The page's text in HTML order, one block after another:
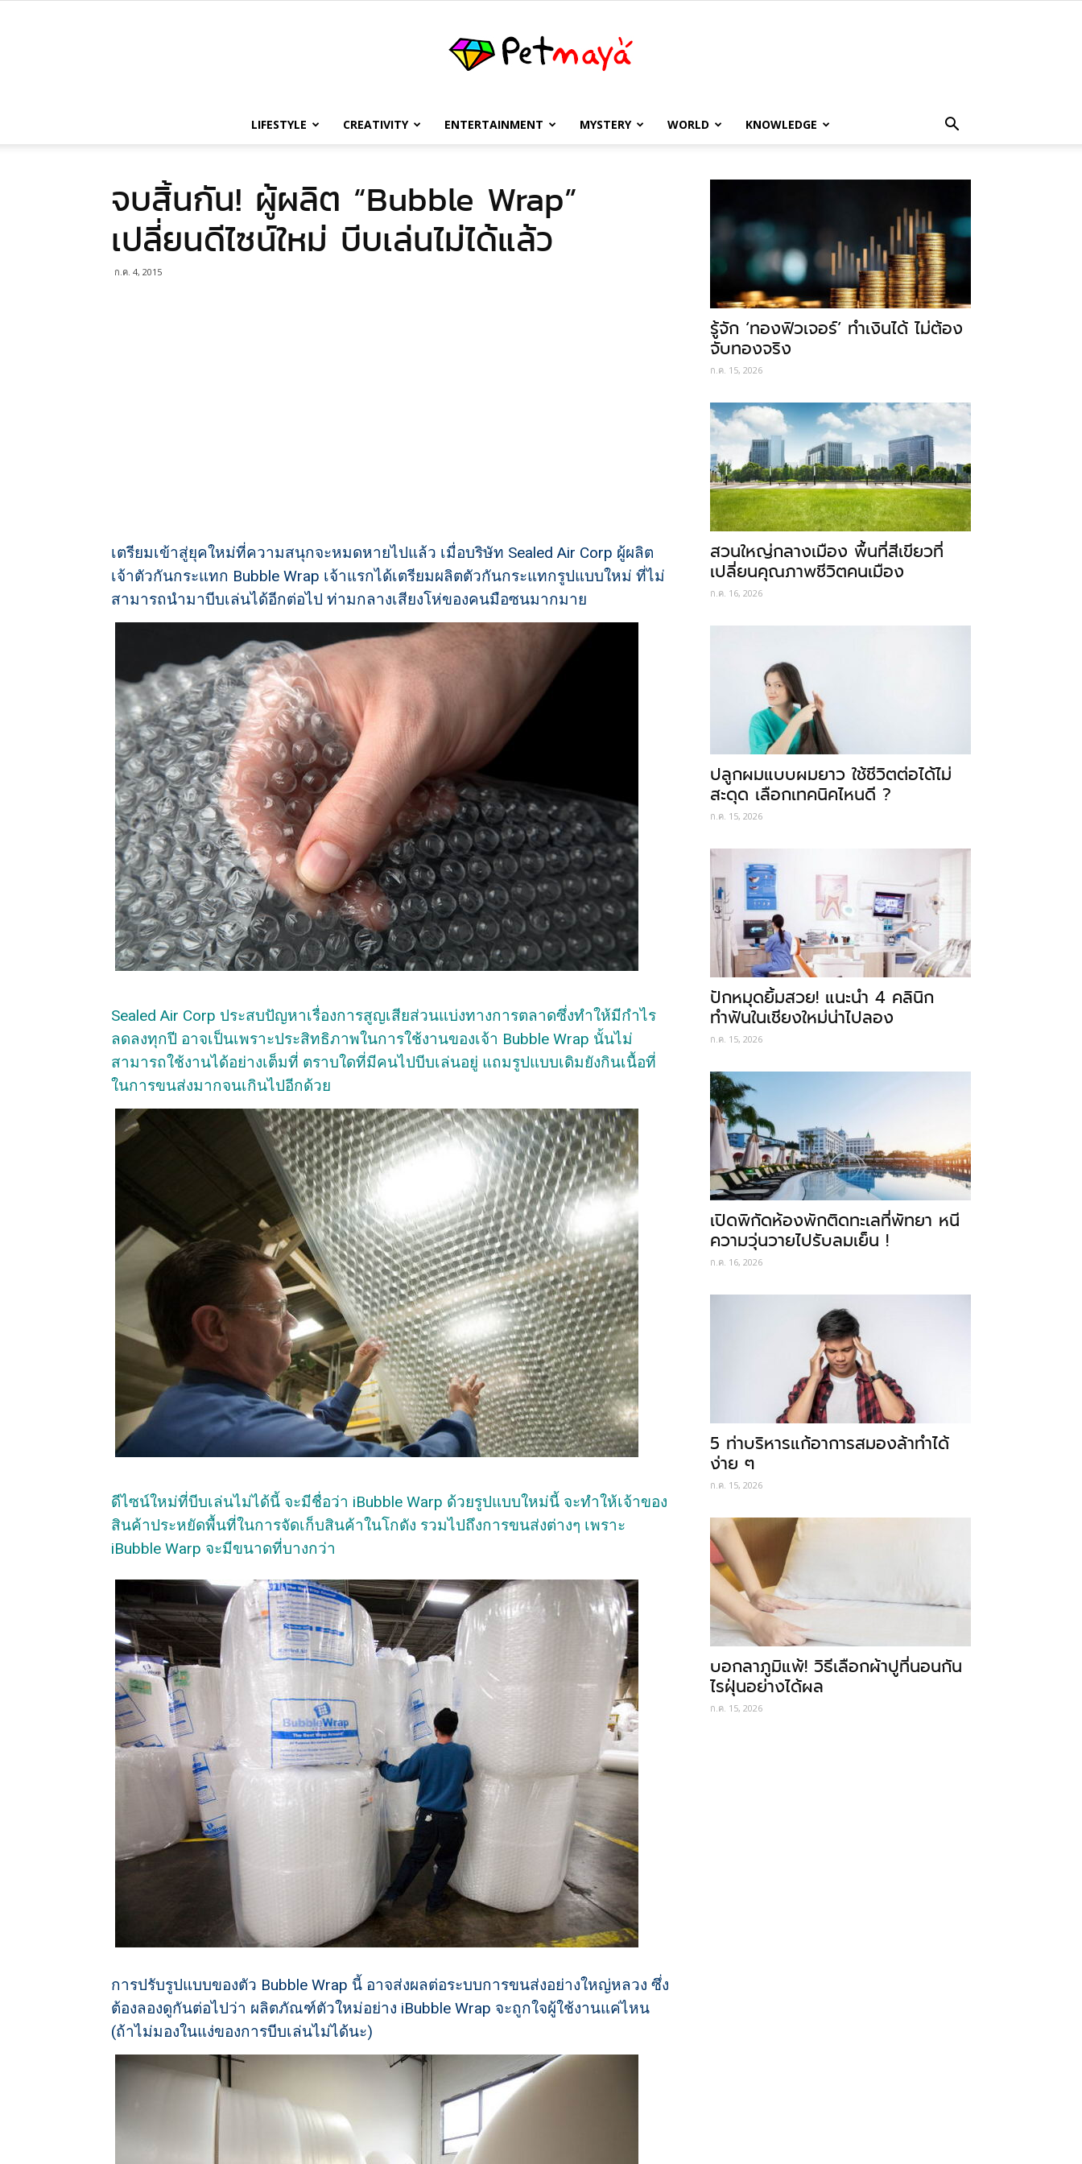
เพชร
มายา
LIFESTYLE CREATIVITY ENTERTAINMENT MYSTERY WORLD KNOWLEDGE
จบสิ้นกัน! ผู้ผลิต “Bubble Wrap”
เปลี่ยนดีไซน์ใหม่ บีบเล่นไม่ได้แล้ว
ก.ค. 4, 2015
เตรียมเข้าสู่ยุคใหม่ที่ความสนุกจะหมดหายไปแล้ว เมื่อบริษัท Sealed Air Corp ผู้ผลิต
เจ้าตัวกันกระแทก Bubble Wrap เจ้าแรกได้เตรียมผลิตตัวกันกระแทกรูปแบบใหม่ ที่ไม่
สามารถนำมาบีบเล่นได้อีกต่อไป ท่ามกลางเสียงโห่ของคนมือซนมากมาย
Sealed Air Corp ประสบปัญหาเรื่องการสูญเสียส่วนแบ่งทางการตลาดซึ่งทำให้มีกำไร
ลดลงทุกปี อาจเป็นเพราะประสิทธิภาพในการใช้งานของเจ้า Bubble Wrap นั้นไม่
สามารถใช้งานได้อย่างเต็มที่ ตราบใดที่มีคนไปบีบเล่นอยู่ แถมรูปแบบเดิมยังกินเนื้อที่
ในการขนส่งมากจนเกินไปอีกด้วย
ดีไซน์ใหม่ที่บีบเล่นไม่ได้นี้ จะมีชื่อว่า iBubble Warp ด้วยรูปแบบใหม่นี้ จะทำให้เจ้าของ
สินค้าประหยัดพื้นที่ในการจัดเก็บสินค้าในโกดัง รวมไปถึงการขนส่งต่างๆ เพราะ
iBubble Warp จะมีขนาดที่บางกว่า
การปรับรูปแบบของตัว Bubble Wrap นี้ อาจส่งผลต่อระบบการขนส่งอย่างใหญ่หลวง ซึ่ง
ต้องลองดูกันต่อไปว่า ผลิตภัณฑ์ตัวใหม่อย่าง iBubble Wrap จะถูกใจผู้ใช้งานแค่ไหน
(ถ้าไม่มองในแง่ของการบีบเล่นไม่ได้นะ)
รู้จัก ‘ทองฟิวเจอร์’ ทำเงินได้ ไม่ต้อง
จับทองจริง
ก.ค. 15, 2026
สวนใหญ่กลางเมือง พื้นที่สีเขียวที่
เปลี่ยนคุณภาพชีวิตคนเมือง
ก.ค. 16, 2026
ปลูกผมแบบผมยาว ใช้ชีวิตต่อได้ไม่
สะดุด เลือกเทคนิคไหนดี ?
ก.ค. 15, 2026
ปักหมุดยิ้มสวย! แนะนำ 4 คลินิก
ทำฟันในเชียงใหม่น่าไปลอง
ก.ค. 15, 2026
เปิดพิกัดห้องพักติดทะเลที่พัทยา หนี
ความวุ่นวายไปรับลมเย็น !
ก.ค. 16, 2026
5 ท่าบริหารแก้อาการสมองล้าทำได้
ง่าย ๆ
ก.ค. 15, 2026
บอกลาภูมิแพ้! วิธีเลือกผ้าปูที่นอนกัน
ไรฝุ่นอย่างได้ผล
ก.ค. 15, 2026